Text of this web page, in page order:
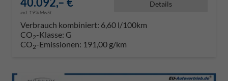
incl. 19% MwSt.
Details
Verbrauch kombiniert: 6,60 l/100km
CO2-Klasse: G
CO2-Emissionen: 191,00 g/km